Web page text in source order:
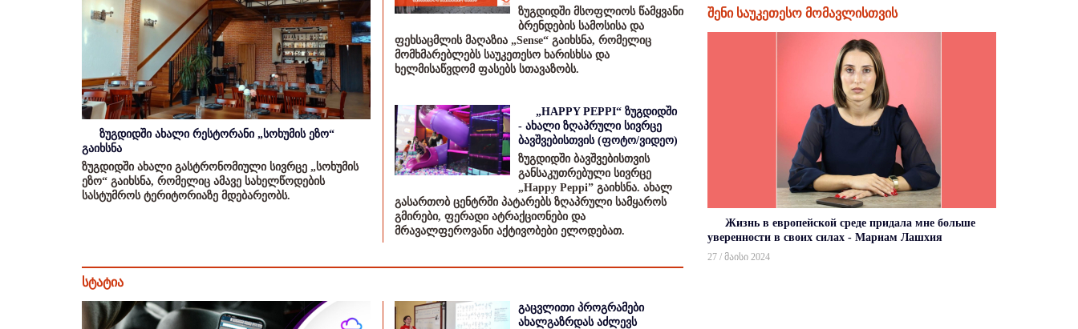
ზუგდიდში ახალი რესტორანი „სოხუმის ეზო“
გაიხსნა
ზუგდიდში ახალი გასტრონომიული სივრცე „სოხუმის
ეზო“ გაიხსნა, რომელიც ამავე სახელწოდების
სასტუმროს ტერიტორიაზე მდებარეობს.
ზუგდიდში მსოფლიოს წამყვანი
ბრენდების სამოსისა და
ფეხსაცმლის მაღაზია „Sense“ გაიხსნა, რომელიც
მომხმარებლებს საუკეთესო ხარისხსა და
ხელმისაწვდომ ფასებს სთავაზობს.
„HAPPY PEPPI“ ზუგდიდში
- ახალი ზღაპრული სივრცე
ბავშვებისთვის (ფოტო/ვიდეო)
ზუგდიდში ბავშვებისთვის
განსაკუთრებული სივრცე
„Happy Peppi” გაიხსნა. ახალ
გასართობ ცენტრში პატარებს ზღაპრული სამყაროს
გმირები, ფერადი ატრაქციონები და
მრავალფეროვანი აქტივობები ელოდებათ.
სტატია
გაცვლითი პროგრამები
ახალგაზრდას აძლევს
შენი საუკეთესო მომავლისთვის
Жизнь в европейской среде придала мне больше
уверенности в своих силах - Мариам Лашхия
27 / მაისი 2024